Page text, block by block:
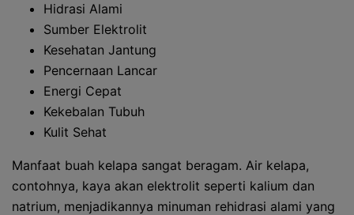
Hidrasi Alami
Sumber Elektrolit
Kesehatan Jantung
Pencernaan Lancar
Energi Cepat
Kekebalan Tubuh
Kulit Sehat
Manfaat buah kelapa sangat beragam. Air kelapa,
contohnya, kaya akan elektrolit seperti kalium dan
natrium, menjadikannya minuman rehidrasi alami yang